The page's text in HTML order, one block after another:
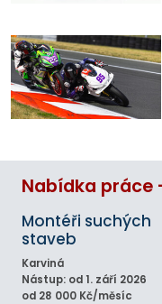
Nabídka práce
Montéři suchých
staveb
Karviná
Nástup: od 1. září 2026
od 28 000 Kč/měsíc